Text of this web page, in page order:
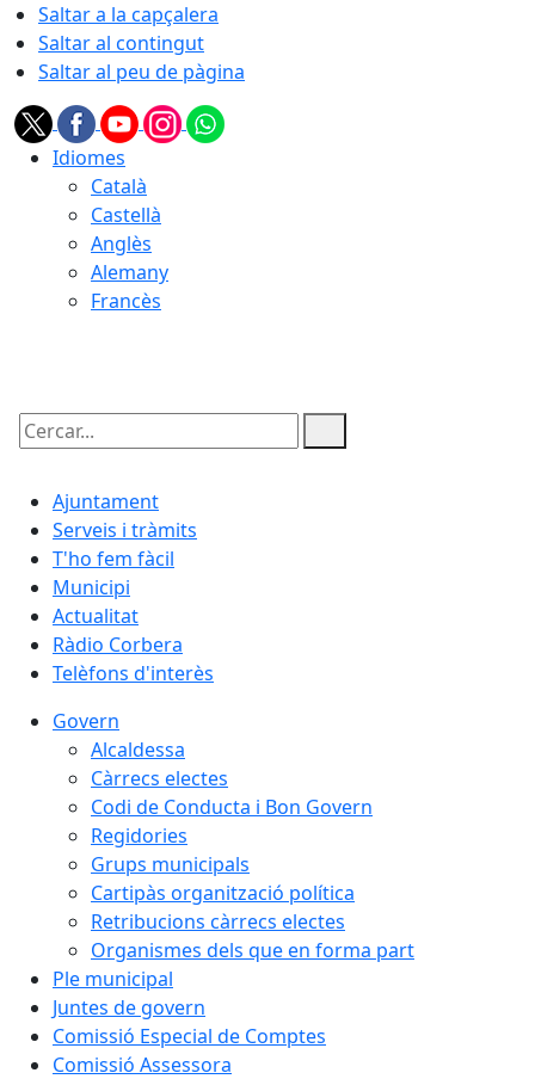
Saltar a la capçalera
Saltar al contingut
Saltar al peu de pàgina
Idiomes
Català
Castellà
Anglès
Alemany
Francès
Cercar:
Ajuntament
Serveis i tràmits
T'ho fem fàcil
Municipi
Actualitat
Ràdio Corbera
Telèfons d'interès
Govern
Alcaldessa
Càrrecs electes
Codi de Conducta i Bon Govern
Regidories
Grups municipals
Cartipàs organització política
Retribucions càrrecs electes
Organismes dels que en forma part
Ple municipal
Juntes de govern
Comissió Especial de Comptes
Comissió Assessora